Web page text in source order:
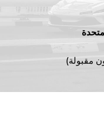
مقبولة)